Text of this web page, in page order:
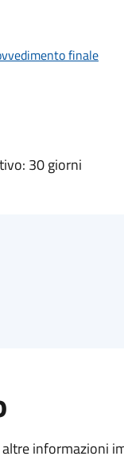
finale
30 giorni
informazioni